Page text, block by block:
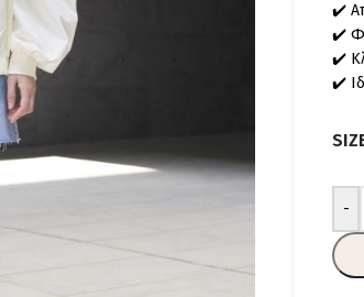
✔️
✔️
✔️
✔️
-